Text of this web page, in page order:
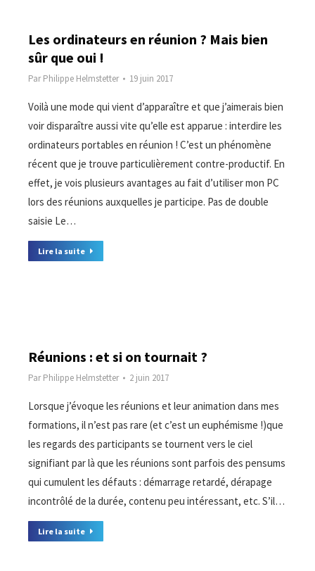
Les ordinateurs en réunion ? Mais bien
sûr que oui !
ParPhilippe Helmstetter 19 juin 2017
Voilà une mode qui vient d’apparaître et que j’aimerais bien
voir disparaître aussi vite qu’elle est apparue : interdire les
ordinateurs portables en réunion ! C’est un phénomène
récent que je trouve particulièrement contre-productif. En
effet, je vois plusieurs avantages au fait d’utiliser mon PC
lors des réunions auxquelles je participe. Pas de double
saisie Le…
Lire la suite
Réunions : et si on tournait ?
ParPhilippe Helmstetter 2 juin 2017
Lorsque j’évoque les réunions et leur animation dans mes
formations, il n’est pas rare (et c’est un euphémisme !)que
les regards des participants se tournent vers le ciel
signifiant par là que les réunions sont parfois des pensums
qui cumulent les défauts : démarrage retardé, dérapage
incontrôlé de la durée, contenu peu intéressant, etc. S’il…
Lire la suite